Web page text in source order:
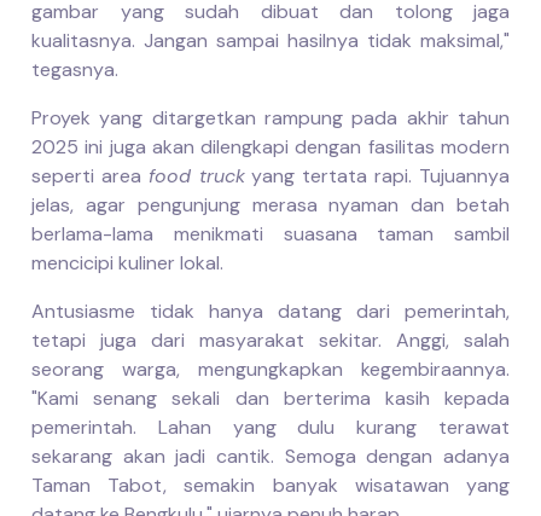
gambar yang sudah dibuat dan tolong jaga
kualitasnya. Jangan sampai hasilnya tidak maksimal,"
tegasnya.
Proyek yang ditargetkan rampung pada akhir tahun
2025 ini juga akan dilengkapi dengan fasilitas modern
seperti area food truckyang tertata rapi. Tujuannya
jelas, agar pengunjung merasa nyaman dan betah
berlama-lama menikmati suasana taman sambil
mencicipi kuliner lokal.
Antusiasme tidak hanya datang dari pemerintah,
tetapi juga dari masyarakat sekitar. Anggi, salah
seorang warga, mengungkapkan kegembiraannya.
"Kami senang sekali dan berterima kasih kepada
pemerintah. Lahan yang dulu kurang terawat
sekarang akan jadi cantik. Semoga dengan adanya
Taman Tabot, semakin banyak wisatawan yang